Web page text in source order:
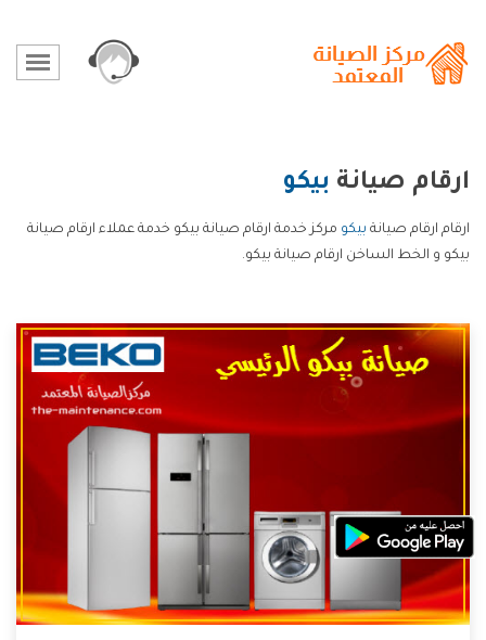
ارقام صيانة بيكو
ارقام ارقام صيانة بيكو مركز خدمة ارقام صيانة بيكو خدمة عملاء ارقام صيانة
بيكو و الخط الساخن ارقام صيانة بيكو.